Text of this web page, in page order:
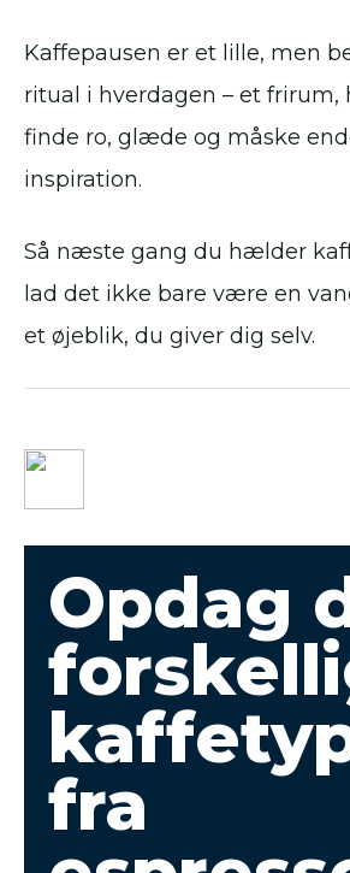
Kaffepausen er et lille, men
ritual i hverdagen – et frirum,
finde ro, glæde og måske
inspiration.
Så næste gang du hælder
lad det ikke bare være en
et øjeblik, du giver dig selv.
Opdag
fra